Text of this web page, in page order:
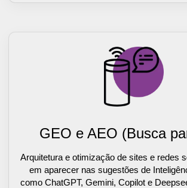
GEO e AEO (Busca
Arquitetura e otimização de sites e redes
em aparecer nas sugestões de
como ChatGPT, Gemini, Copilot e